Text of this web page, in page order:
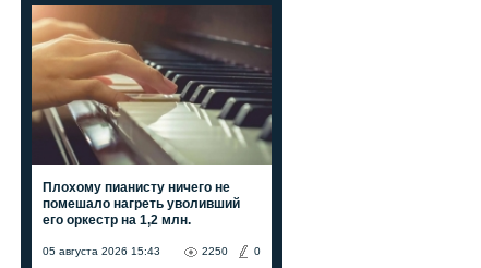
Плохому пианисту ничего не
помешало нагреть уволивший
его оркестр на 1,2 млн.
05 августа 2026 15:43 0
2250